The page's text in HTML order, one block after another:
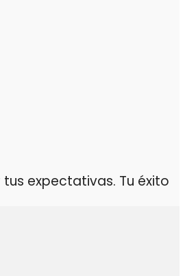
expectativas. Tu éxito